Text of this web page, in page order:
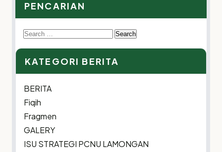
PENCARIAN
Search
for:
KATEGORI BERITA
BERITA
Fiqih
Fragmen
GALERY
ISU STRATEGI PCNU LAMONGAN